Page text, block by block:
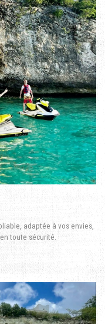
adaptée à vos envies,
toute sécurité.